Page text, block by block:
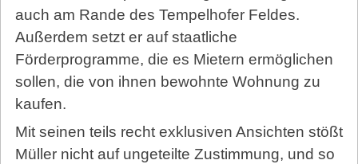
auch am Rande des Tempelhofer Feldes.
Außerdem setzt er auf staatliche
Förderprogramme, die es Mietern ermöglichen
sollen, die von ihnen bewohnte Wohnung zu
kaufen.
Mit seinen teils recht exklusiven Ansichten stößt
Müller nicht auf ungeteilte Zustimmung, und so